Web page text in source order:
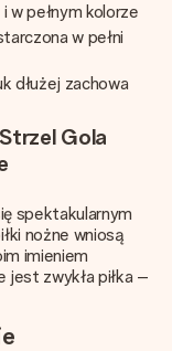
w pełnym kolorze
w pełni
dłużej zachowa
Gola
spektakularnym
nożne wniosą
imieniem
jest zwykła piłka –